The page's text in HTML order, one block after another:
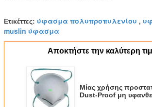
Ετικέττες: ύφασμα πολυπροπυλενίου ,
muslin ύφασμα
Αποκτήστε την καλύτερη
Μίας χρήσης
Dust-Proof μη